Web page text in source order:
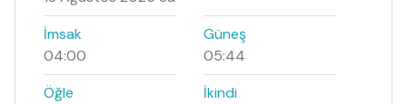
İmsak
04:00
Güneş
05:44
Öğle
İkindi